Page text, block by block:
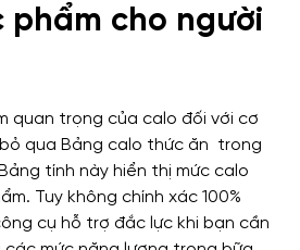
phẩm cho người
quan trọng của calo đối với cơ
qua Bảng calo thức ăn trong
tính này hiển thị mức calo
Tuy không chính xác 100%
cụ hỗ trợ đắc lực khi bạn cần